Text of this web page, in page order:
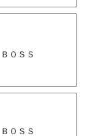
ＯＳＳ
ＯＳＳ